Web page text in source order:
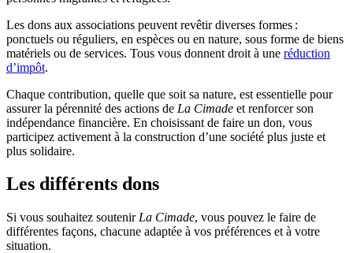
Les dons aux associations peuvent revêtir diverses formes :
ponctuels ou réguliers, en espèces ou en nature, sous forme de biens
matériels ou de services. Tous vous donnent droit à une réduction
d’impôt.
Chaque contribution, quelle que soit sa nature, est essentielle pour
assurer la pérennité des actions de La Cimade et renforcer son
indépendance financière. En choisissant de faire un don, vous
participez activement à la construction d’une société plus juste et
plus solidaire.
Les différents dons
Si vous souhaitez soutenir La Cimade, vous pouvez le faire de
différentes façons, chacune adaptée à vos préférences et à votre
situation.